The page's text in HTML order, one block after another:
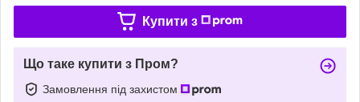
Купити з
Що таке купити з Пром?
Замовлення під захистом